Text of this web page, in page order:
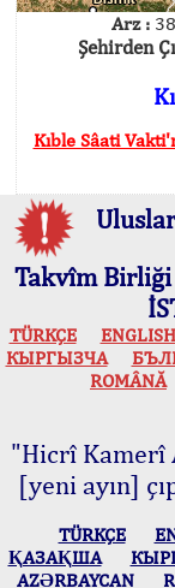
Arz :
Şehirden
Kıble Sâati
Takvîm Birliği
TÜRKÇE ENGLISH
КЫPГЫЗЧA
ROMÂNĂ
"Hicrî Kamerî
[yeni ayın]
TÜRKÇE
ҚАЗАҚША
AZӘRBAYCAN